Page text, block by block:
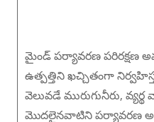
మైండ్ పర్యావరణ పరిరక్షణ
ఉత్పత్తిని ఖచ్చితంగా
వెలువడే మురుగునీరు,
మొదలైనవాటిని పర్యావరణ